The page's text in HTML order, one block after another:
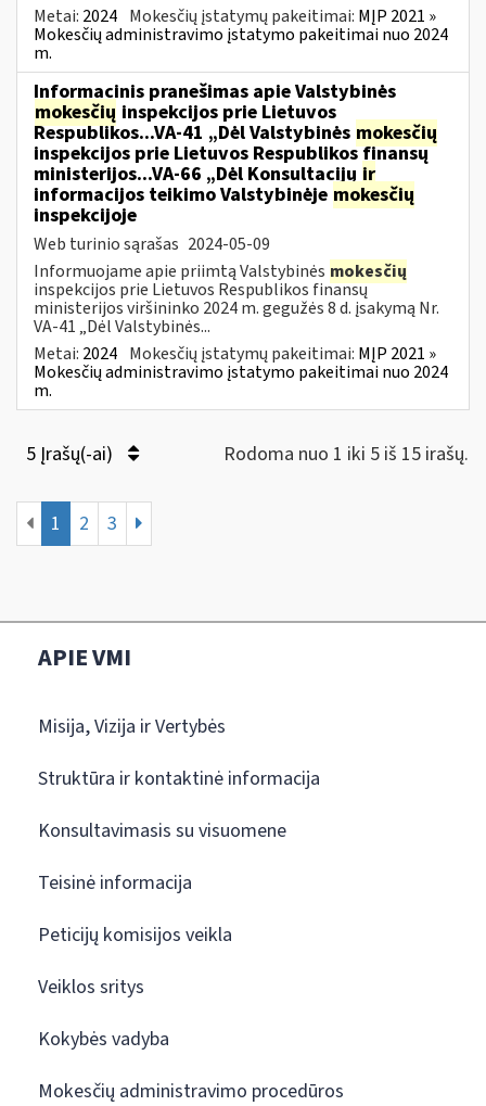
Metai: 2024 Mokesčių įstatymų pakeitimai: MĮP 2021 »
Mokesčių administravimo įstatymo pakeitimai nuo 2024
m.
Informacinis pranešimas apie Valstybinės
mokesčių inspekcijos prie Lietuvos
Respublikos...VA-41 „Dėl Valstybinės mokesčių
inspekcijos prie Lietuvos Respublikos finansų
ministerijos...VA-66 „Dėl Konsultacijų ir
informacijos teikimo Valstybinėje mokesčių
inspekcijoje
Web turinio sąrašas 2024-05-09
Informuojame apie priimtą Valstybinės mokesčių
inspekcijos prie Lietuvos Respublikos finansų
ministerijos viršininko 2024 m. gegužės 8 d. įsakymą Nr.
VA-41 „Dėl Valstybinės...
Metai: 2024 Mokesčių įstatymų pakeitimai: MĮP 2021 »
Mokesčių administravimo įstatymo pakeitimai nuo 2024
m.
5 Įrašų(-ai) Rodoma nuo 1 iki 5 iš 15 irašų.
1 2 3
APIE VMI
Misija, Vizija ir Vertybės
Struktūra ir kontaktinė informacija
Konsultavimasis su visuomene
Teisinė informacija
Peticijų komisijos veikla
Veiklos sritys
Kokybės vadyba
Mokesčių administravimo procedūros